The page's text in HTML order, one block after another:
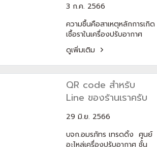
งานที่ยาวนานขึ้นและไม่ต้อง
ปวดหัวกับปัญหาต่าง ๆ
3 ก.ค. 2566
ความชื้นคือสาเหตุหลักการเกิด
เชื้อราในเครื่องปรับอากาศ
โดยทั่วไปเครื่องปรับอากาศ
หรือแอร์จะทำงานโดยการแลก
เปลี่ยนความร้อน อีกทั้งมี
กระบวนการควบแน่น ทำให้มี
การระบายน้ำทิ้งเป็นเรื่องปกติ
ซึ่งสิ่งเหล่านี้ได้ทำการทิ้ง
ดูเพิ่มเติม
QR code สำหรับ
Line ของร้านเราครับ
29 มิ.ย. 2566
บจก.อมรภัทร เทรดดิ้ง ศูนย์
อะไหล่เครื่องปรับอากาศ ชั้น